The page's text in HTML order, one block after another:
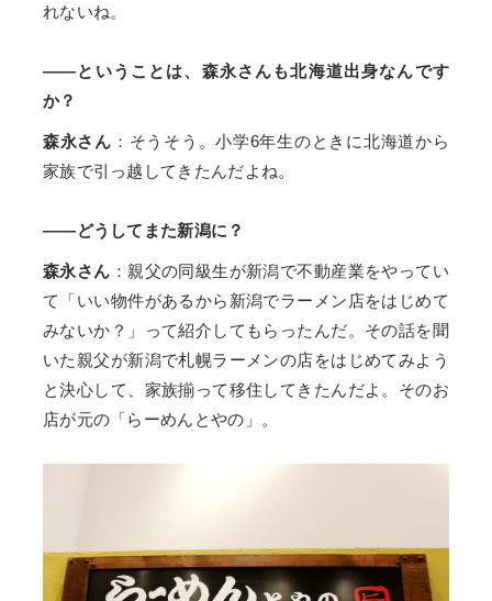
れないね。
——ということは、森永さんも北海道出身なんです
か？
森永さん ：そうそう。小学6年生のときに北海道から
家族で引っ越してきたんだよね。
——どうしてまた新潟に？
森永さん ：親父の同級生が新潟で不動産業をやってい
て「いい物件があるから新潟でラーメン店をはじめて
みないか？」って紹介してもらったんだ。その話を聞
いた親父が新潟で札幌ラーメンの店をはじめてみよう
と決心して、家族揃って移住してきたんだよ。そのお
店が元の「らーめんとやの」。